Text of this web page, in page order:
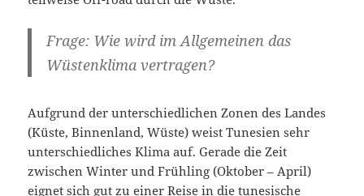
Frage: Wie wird im Allgemeinen das
Wüstenklima vertragen?
Aufgrund der unterschiedlichen Zonen des Landes
(Küste, Binnenland, Wüste) weist Tunesien sehr
unterschiedliches Klima auf. Gerade die Zeit
zwischen Winter und Frühling (Oktober – April)
eignet sich gut zu einer Reise in die tunesische